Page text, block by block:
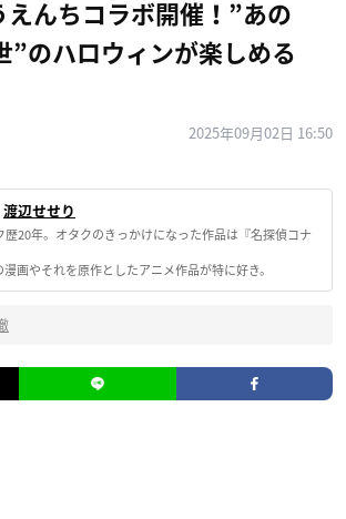
えんちコラボ開催！”あの
”のハロウィンが楽しめる
2025年09月02日 16:50
渡辺せせり
歴20年。オタクのきっかけになった作品は『名探偵コナ
画やそれを原作としたアニメ作品が特に好き。